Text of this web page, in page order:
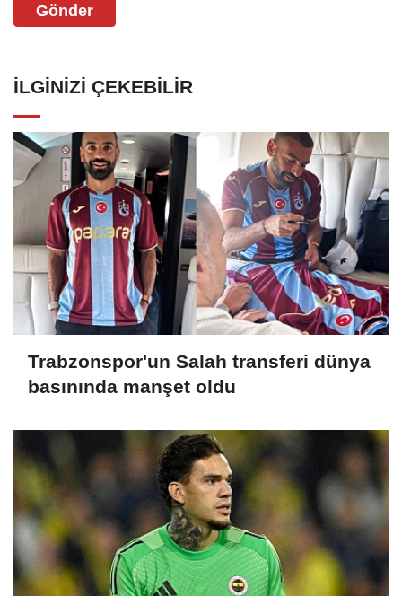
Gönder
İLGINIZI ÇEKEBILIR
Trabzonspor'un Salah transferi dünya
basınında manşet oldu